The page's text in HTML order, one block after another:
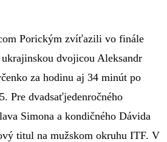
Porickým zvíťazili vo finále
ukrajinskou dvojicou Aleksandr
za hodinu aj 34 minút po
Pre dvadsaťjedenročného
Simona a kondičného Dávida
titul na mužskom okruhu ITF. V